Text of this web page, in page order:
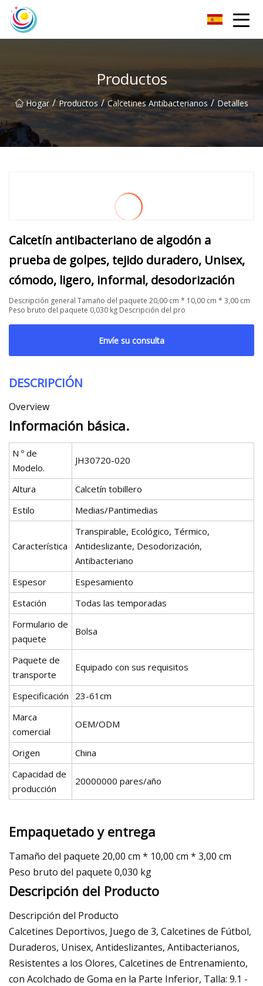
Productos
Hogar / Productos / Calcetines Antibacterianos / Detalles
Calcetín antibacteriano de algodón a
prueba de golpes, tejido duradero, Unisex,
cómodo, ligero, informal, desodorización
Descripción general Tamaño del paquete 20,00 cm * 10,00 cm * 3,00 cm
Peso bruto del paquete 0,030 kg Descripción del pro
Envíe su consulta
DESCRIPCIÓN
Overview
Información básica.
N º de
Modelo.
JH30720-020
Altura
Calcetín tobillero
Estilo
Medias/Pantimedias
Característica
Transpirable, Ecológico, Térmico,
Antideslizante, Desodorización,
Antibacteriano
Espesor
Espesamiento
Estación
Todas las temporadas
Formulario de
paquete
Bolsa
Paquete de
transporte
Equipado con sus requisitos
Especificación
23-61cm
Marca
comercial
OEM/ODM
Origen
China
Capacidad de
producción
20000000 pares/año
Empaquetado y entrega
Tamaño del paquete 20,00 cm * 10,00 cm * 3,00 cm
Peso bruto del paquete 0,030 kg
Descripción del Producto
Descripción del Producto
Calcetines Deportivos, Juego de 3, Calcetines de Fútbol, ​​
Duraderos, Unisex, Antideslizantes, Antibacterianos,
Resistentes a los Olores, Calcetines de Entrenamiento,
con Acolchado de Goma en la Parte Inferior, Talla: 9.1 -